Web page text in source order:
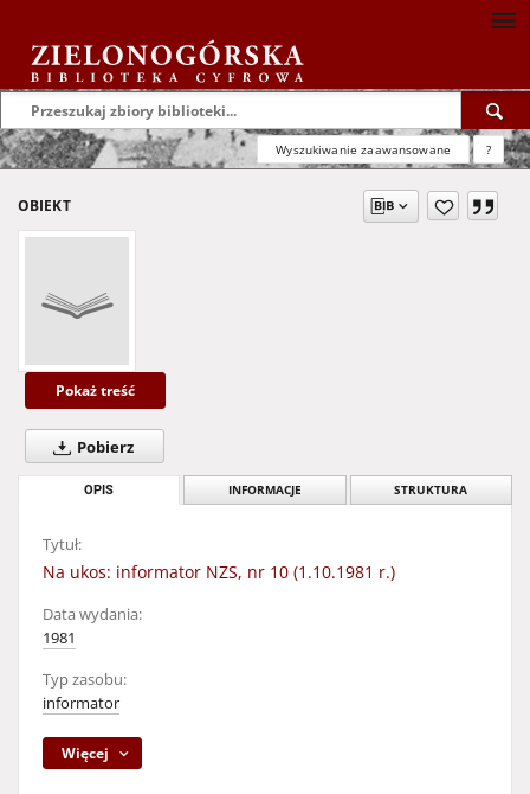
Wyszukiwanie zaawansowane ?
OBIEKT
Pokaż treść
Pobierz
OPIS INFORMACJE STRUKTURA
Tytuł:
Na ukos: informator NZS, nr 10 (1.10.1981 r.)
Data wydania:
1981
Typ zasobu:
informator
Więcej